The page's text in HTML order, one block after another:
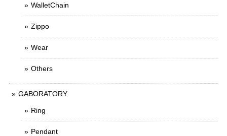
WalletChain
Zippo
Wear
Others
GABORATORY
Ring
Pendant